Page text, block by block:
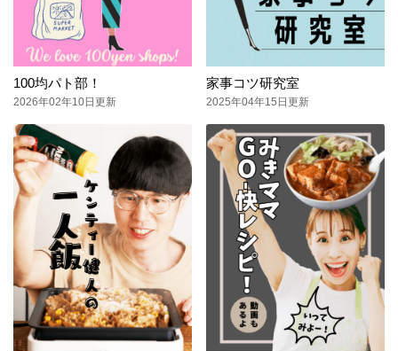
100均パト部！
2026年02年10日更新
家事コツ研究室
2025年04年15日更新